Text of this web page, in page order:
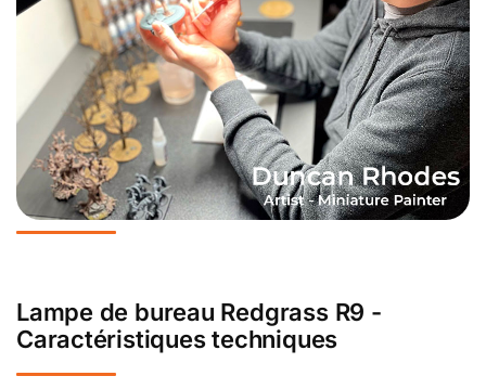
Lampe de bureau Redgrass R9 -
Caractéristiques techniques